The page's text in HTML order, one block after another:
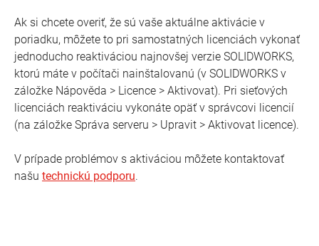
Ak si chcete overiť, že sú vaše aktuálne aktivácie v
poriadku, môžete to pri samostatných licenciách vykonať
jednoducho reaktiváciou najnovšej verzie SOLIDWORKS,
ktorú máte v počítači nainštalovanú (v SOLIDWORKS v
záložke Nápověda > Licence > Aktivovat). Pri sieťových
licenciách reaktiváciu vykonáte opäť v správcovi licencií
(na záložke Správa serveru > Upravit > Aktivovat licence).
V prípade problémov s aktiváciou môžete kontaktovať
našu technickú podporu.